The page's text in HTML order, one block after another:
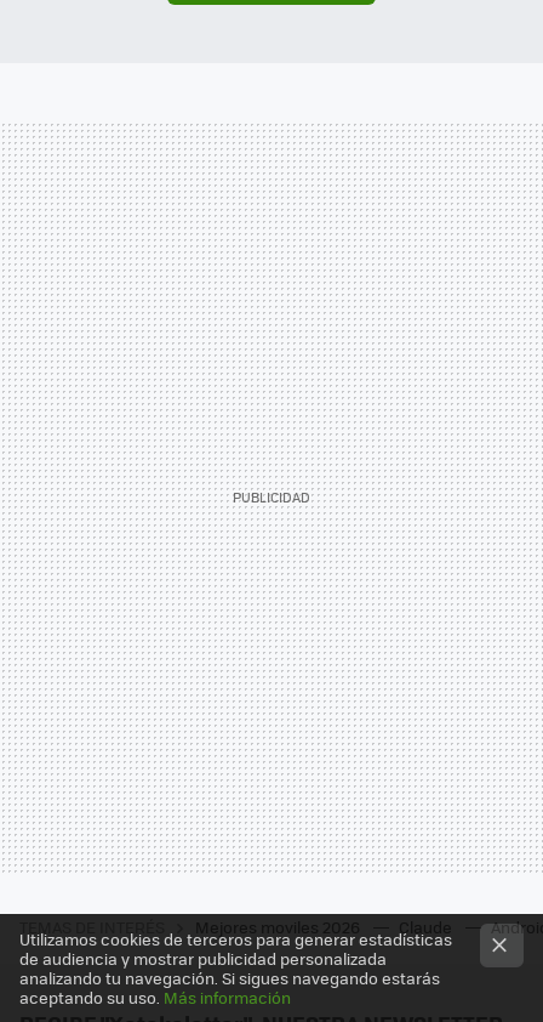
Utilizamos cookies de terceros para generar estadísticas
de audiencia y mostrar publicidad personalizada
analizando tu navegación. Si sigues navegando estarás
aceptando su uso. Más información